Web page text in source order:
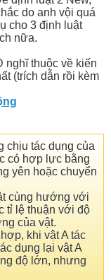
do anh vội quá
cho 3 định luật
nữa.
nghĩ thuộc về kiến
(trích dẫn rồi kèm
chịu tác dụng của
có hợp lực bằng
yên hoặc chuyển
cùng hướng với
tỉ lệ thuận với độ
của vật.
khi vật A tác
dụng lại vật A
độ lớn, nhưng